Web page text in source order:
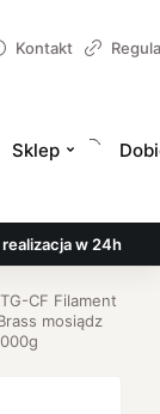
Kontakt
Sklep
realizacja w 24h
CF Filament
mosiądz